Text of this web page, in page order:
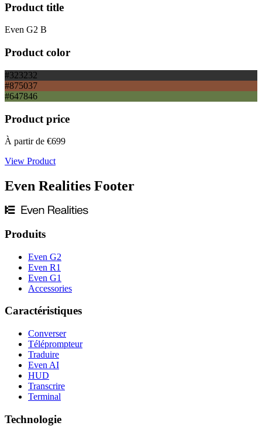
Product title
Even G2 B
Product color
#323232
#875037
#647846
Product price
À partir de €699
View Product
Even Realities Footer
Produits
Even G2
Even R1
Even G1
Accessories
Caractéristiques
Converser
Téléprompteur
Traduire
Even AI
HUD
Transcrire
Terminal
Technologie